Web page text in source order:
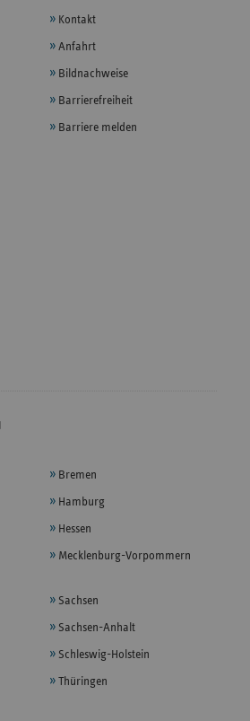
Kontakt
Anfahrt
Bildnachweise
Barrierefreiheit
Barriere melden
Bremen
Hamburg
Hessen
Mecklenburg-Vorpommern
Sachsen
Sachsen-Anhalt
Schleswig-Holstein
Thüringen